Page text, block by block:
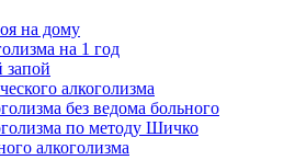
на дому
на 1 год
запой
алкоголизма
без ведома больного
по методу Шичко
алкоголизма